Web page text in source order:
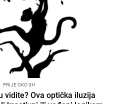
PRIJE OKO 9H
vidite? Ova optička iluzija